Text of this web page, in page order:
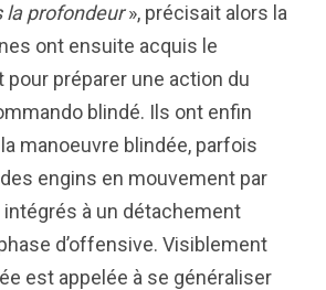
la profondeur», précisait alors la
ont ensuite acquis le
préparer une action du
blindé. Ils ont enfin
manoeuvre blindée, parfois
engins en mouvement par
à un détachement
d’offensive. Visiblement
est appelée à se généraliser